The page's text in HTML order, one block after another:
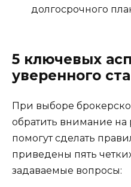
долгосрочного
5 ключевых
уверенного
При выборе
обратить внимание на
помогут сделать
приведены пять
задаваемые вопросы: